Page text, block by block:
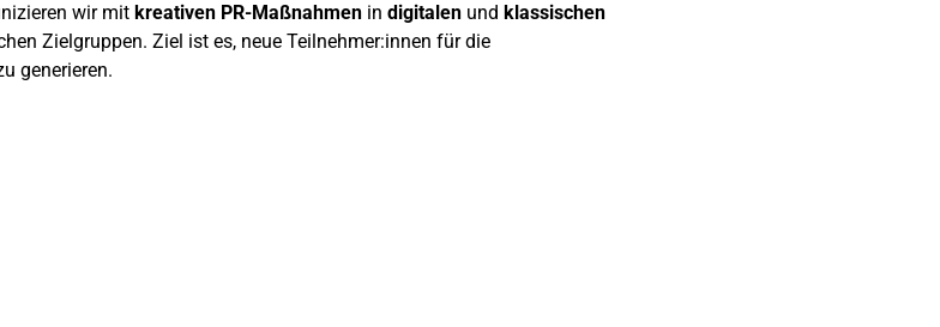
wir mit kreativen PR-Maßnahmen in digitalen und klassischen
Zielgruppen. Ziel ist es, neue Teilnehmer:innen für die
generieren.